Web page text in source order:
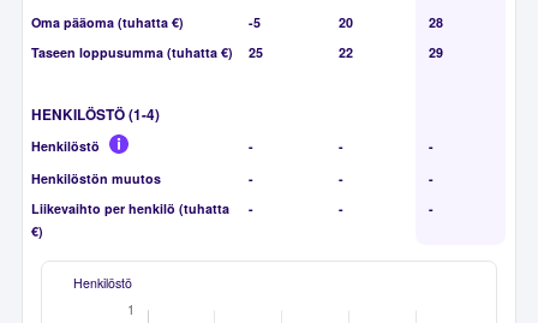
Oma pääoma (tuhatta €)
-5 20
28
Taseen loppusumma (tuhatta €)
25 22 29
HENKILÖSTÖ (1-4)
Henkilöstö - -
-
Henkilöstön muutos
- -
-
Liikevaihto per henkilö (tuhatta
€)
- - -
Henkilöstö